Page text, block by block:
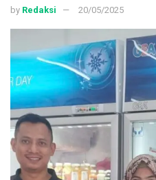
by Redaksi 20/05/2025